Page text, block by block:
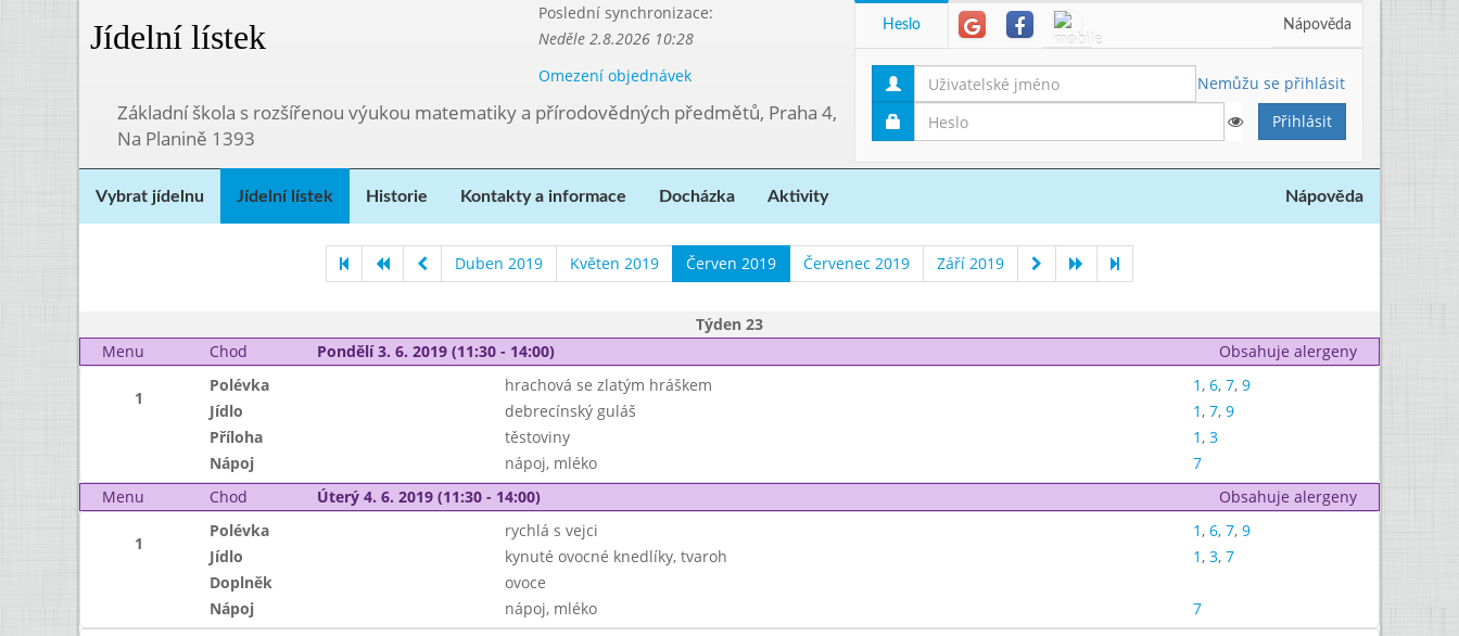
Jídelní lístek
Poslední synchronizace:
Neděle 2.8.2026 10:28
Omezení objednávek
Základní škola s rozšířenou výukou matematiky a přírodovědných předmětů, Praha 4,
Na Planině 1393
Heslo Nápověda
Nemůžu se přihlásit
Vybrat jídelnu Jídelní lístek Historie Kontakty a informace Docházka Aktivity Nápověda
Duben 2019 Květen 2019 Červen 2019 Červenec 2019 Září 2019
Týden 23
Menu
Chod Pondělí 3. 6. 2019 (11:30 - 14:00) Obsahuje alergeny
1
Polévka hrachová se zlatým hráškem 1, 6, 7, 9
Jídlo
debrecínský guláš 1, 7, 9
Příloha
těstoviny 1, 3
Nápoj
nápoj, mléko
7
Menu
Chod Úterý 4. 6. 2019 (11:30 - 14:00) Obsahuje alergeny
1
Polévka rychlá s vejci 1, 6, 7, 9
Jídlo
kynuté ovocné knedlíky, tvaroh 1, 3, 7
Doplněk
ovoce
Nápoj
nápoj, mléko 7